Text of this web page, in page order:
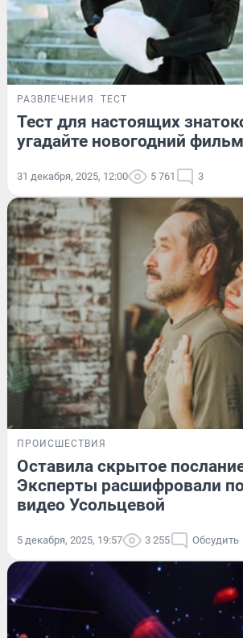
РАЗВЛЕЧЕНИЯ ТЕСТ
Тест для настоящих
угадайте новогодний
31 декабря, 2025, 12:00 5 761 3
ПРОИСШЕСТВИЯ
Оставила скрытое
Эксперты расшифровали
видео Усольцевой
5 декабря, 2025, 19:57 3 255 Обсудить